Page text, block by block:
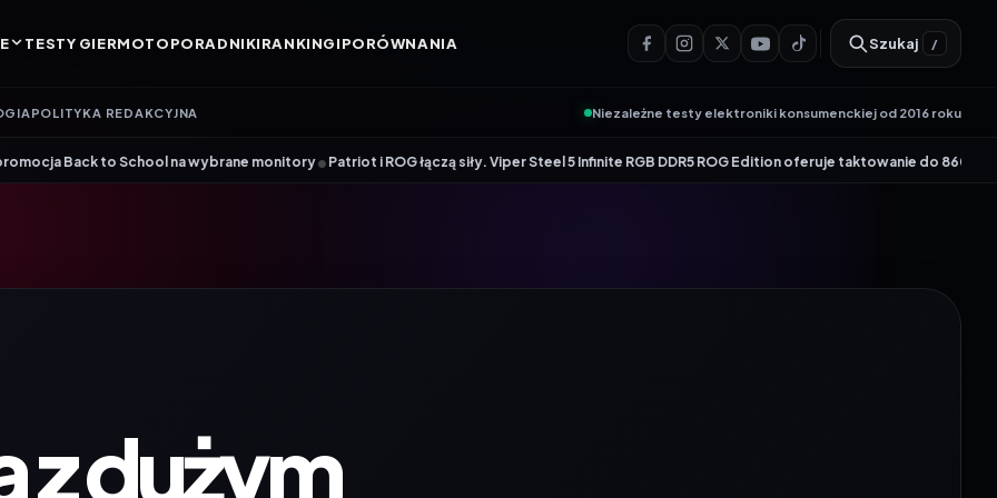
TESTY GIERMOTOPORADNIKIRANKINGIPORÓWNANIA Szukaj /
POLITYKA REDAKCYJNA Niezależne testy elektroniki konsumenckiej od 2016 roku
na wybrane monitory•Patriot i ROG łączą siły. Viper Steel 5 Infinite RGB DDR5 ROG Edition oferuje taktowanie do 8600 MT/s•Genesis Zircon
dużym